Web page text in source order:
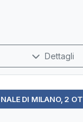
Dettagli
DI MILANO, 2